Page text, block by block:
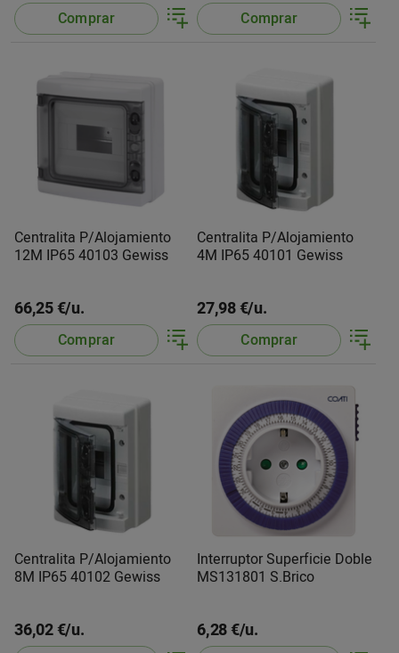
Comprar Comprar
Centralita P/Alojamiento
12M IP65 40103 Gewiss
66,25 €/u.
Comprar
Centralita P/Alojamiento
4M IP65 40101 Gewiss
27,98 €/u.
Comprar
Centralita P/Alojamiento
8M IP65 40102 Gewiss
36,02 €/u.
Interruptor Superficie Doble
MS131801 S.Brico
6,28 €/u.